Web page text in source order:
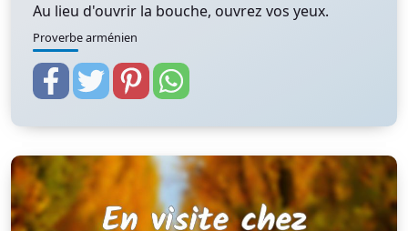
Au lieu d'ouvrir la bouche, ouvrez vos yeux.
Proverbe arménien